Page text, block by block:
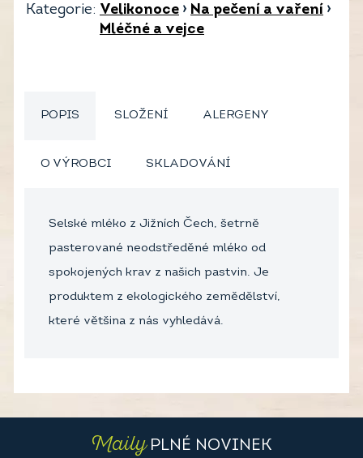
Kategorie: Velikonoce › Na pečení a vaření ›
Mléčné a vejce
POPIS SLOŽENÍ ALERGENY
O VÝROBCI SKLADOVÁNÍ
Selské mléko z Jižních Čech, šetrně
pasterované neodstředěné mléko od
spokojených krav z našich pastvin. Je
produktem z ekologického zemědělství,
které většina z nás vyhledává.
MailyPLNÉ NOVINEK